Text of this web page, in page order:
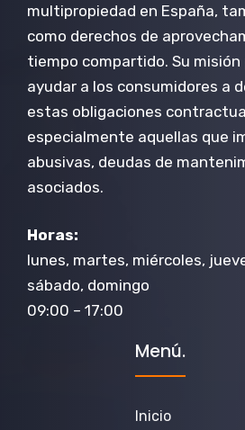
multipropiedad en España,
como derechos de
tiempo compartido. Su misión
ayudar a los consumidores a
estas obligaciones
especialmente aquellas que
abusivas, deudas de
asociados.
Horas:
lunes, martes, miércoles,
sábado, domingo
09:00 – 17:00
Menú.
Inicio